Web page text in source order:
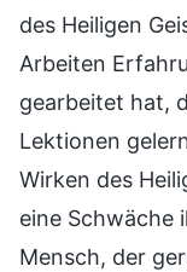
des Heiligen
Arbeiten
gearbeitet hat,
Lektionen
Wirken des
eine Schwäche
Mensch, der